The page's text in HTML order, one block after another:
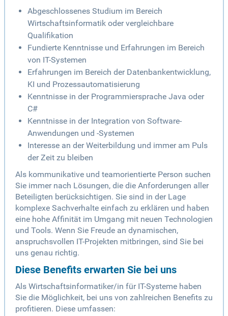
Abgeschlossenes Studium im Bereich
Wirtschaftsinformatik oder vergleichbare
Qualifikation
Fundierte Kenntnisse und Erfahrungen im Bereich
von IT-Systemen
Erfahrungen im Bereich der Datenbankentwicklung,
KI und Prozessautomatisierung
Kenntnisse in der Programmiersprache Java oder
C#
Kenntnisse in der Integration von Software-
Anwendungen und -Systemen
Interesse an der Weiterbildung und immer am Puls
der Zeit zu bleiben
Als kommunikative und teamorientierte Person suchen
Sie immer nach Lösungen, die die Anforderungen aller
Beteiligten berücksichtigen. Sie sind in der Lage
komplexe Sachverhalte einfach zu erklären und haben
eine hohe Affinität im Umgang mit neuen Technologien
und Tools. Wenn Sie Freude an dynamischen,
anspruchsvollen IT-Projekten mitbringen, sind Sie bei
uns genau richtig.
Diese Benefits erwarten Sie bei uns
Als Wirtschaftsinformatiker/in für IT-Systeme haben
Sie die Möglichkeit, bei uns von zahlreichen Benefits zu
profitieren. Diese umfassen: